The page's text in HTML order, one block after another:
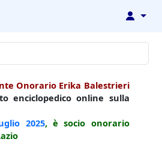
↓
Onorario Erika Balestrieri
enciclopedico online sulla
2025, è socio onorario